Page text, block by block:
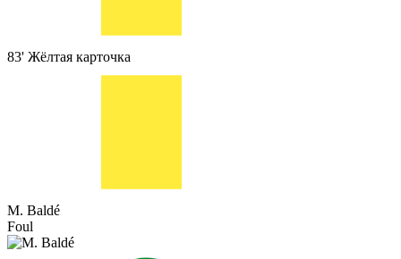
83' Жёлтая карточка
M. Baldé
Foul